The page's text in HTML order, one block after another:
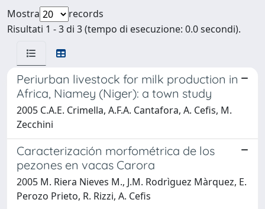
Mostra
records
Risultati 1 - 3 di 3 (tempo di esecuzione: 0.0 secondi).
Periurban livestock for milk production in
Africa, Niamey (Niger): a town study
2005 C.A.E. Crimella, A.F.A. Cantafora, A. Cefis, M.
Zecchini
Caracterización morfométrica de los
pezones en vacas Carora
2005 M. Riera Nieves M., J.M. Rodrìguez Màrquez, E.
Perozo Prieto, R. Rizzi, A. Cefis